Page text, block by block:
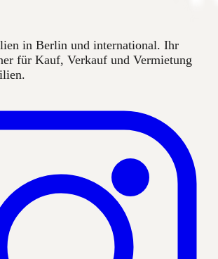
in Berlin und international. Ihr
für Kauf, Verkauf und Vermietung